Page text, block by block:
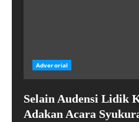
Adverorial
Selain Audensi Lidik
Adakan Acara